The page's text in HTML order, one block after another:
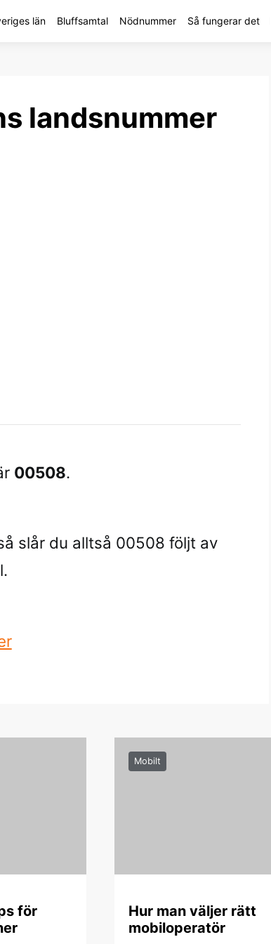
län Bluffsamtal Nödnummer Så fungerar det
landsnummer
00508.
slår du alltså 00508 följt av
för
Mobilt
Hur man väljer rätt
mobiloperatör